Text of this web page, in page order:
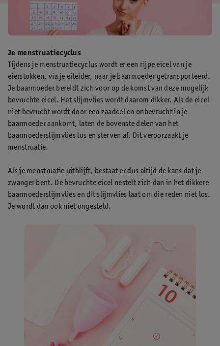
Je menstruatiecyclus
Tijdens je menstruatiecyclus wordt er een rijpe eicel van je
eierstokken, via je eileider, naar je baarmoeder getransporteerd.
Je baarmoeder bereidt zich voor op de komst van deze mogelijk
bevruchte eicel. Het slijmvlies wordt daarom dikker. Als de eicel
niet bevrucht wordt door een zaadcel en onbevrucht in je
baarmoeder aankomt, laten de bovenste delen van het
baarmoederslijmvlies los en sterven af. Dit veroorzaakt je
menstruatie.
Als je menstruatie uitblijft, bestaat er dus altijd de kans dat je
zwanger bent. De bevruchte eicel nestelt zich dan in het dikkere
baarmoederslijmvlies en dit slijmvlies laat om die reden niet los.
Je wordt dan ook niet ongesteld.